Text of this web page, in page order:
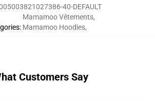
40-DEFAULT
:
Mamamoo Vêtements,
Mamamoo Hoodies,
Customers Say